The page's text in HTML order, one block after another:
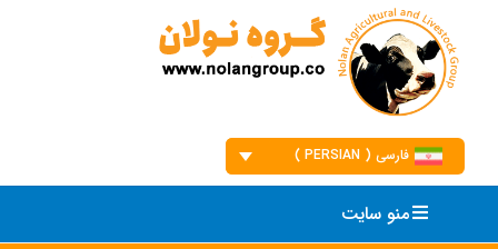
content
فارسی ( PERSIAN )
منو سایت